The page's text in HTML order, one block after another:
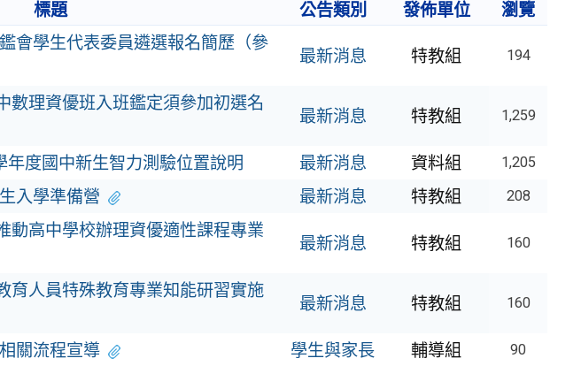
標題 公告類別 發佈單位 瀏覽
會學生代表委員遴選報名簡歷（參
最新消息 特教組 194
數理資優班入班鑑定須參加初選名
最新消息 特教組 1,259
年度國中新生智力測驗位置說明 最新消息 資料組 1,205
入學準備營 最新消息 特教組 208
動高中學校辦理資優適性課程專業
最新消息 特教組 160
育人員特殊教育專業知能研習實施
最新消息 特教組 160
關流程宣導 學生與家長 輔導組 90